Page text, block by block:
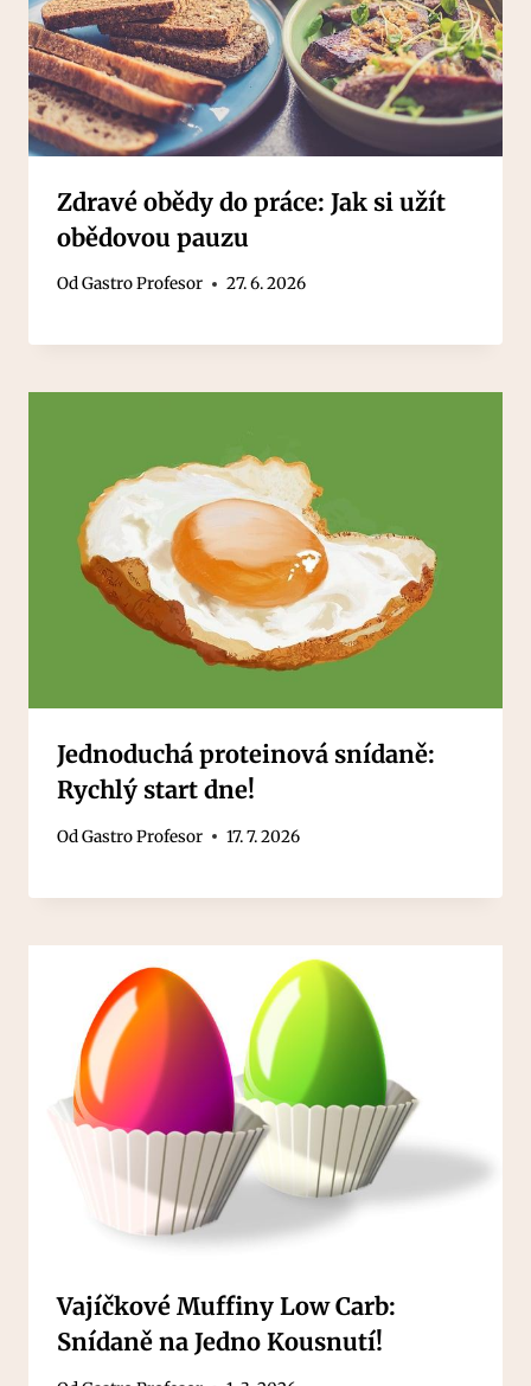
Zdravé obědy do práce: Jak si užít
obědovou pauzu
OdGastro Profesor 27. 6. 2026
Jednoduchá proteinová snídaně:
Rychlý start dne!
OdGastro Profesor 17. 7. 2026
Vajíčkové Muffiny Low Carb:
Snídaně na Jedno Kousnutí!